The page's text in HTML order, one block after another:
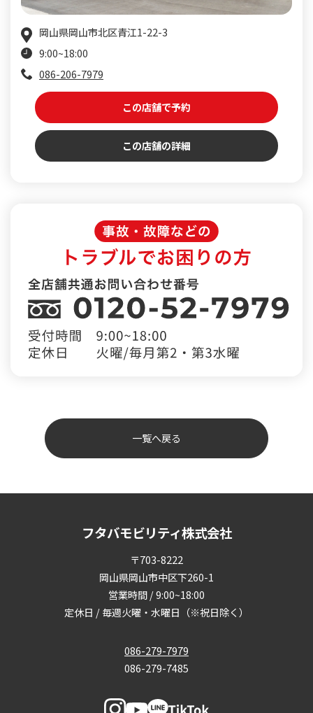
岡山県岡山市北区青江1-22-3
9:00~18:00
086-206-7979
この店舗で予約
この店舗の詳細
一覧へ戻る
フタバモビリティ株式会社
〒703-8222
岡山県岡山市中区下260-1
営業時間 / 9:00~18:00
定休日 / 毎週火曜・水曜日（※祝日除く）
086-279-7979
086-279-7485